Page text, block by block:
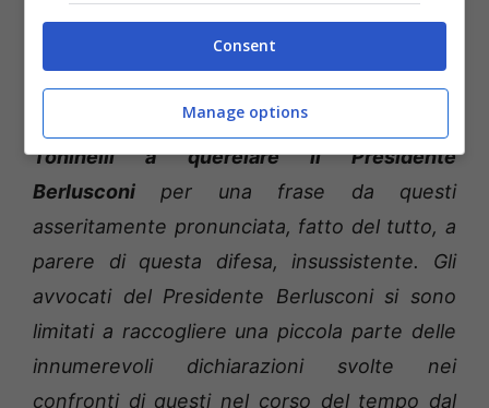
nonché uno dei suoi collaboratori più fidati ed
“In realtà, come è noto,è stato il Senatore
Toninelli a querelare il Presidente
Berlusconi per una frase da questi
asseritamente pronunciata, fatto del tutto, a
parere di questa difesa, insussistente. Gli
avvocati del Presidente Berlusconi si sono
limitati a raccogliere una piccola parte delle
innumerevoli dichiarazioni svolte nei
confronti di questi nel corso del tempo dal
Consent
Manage options